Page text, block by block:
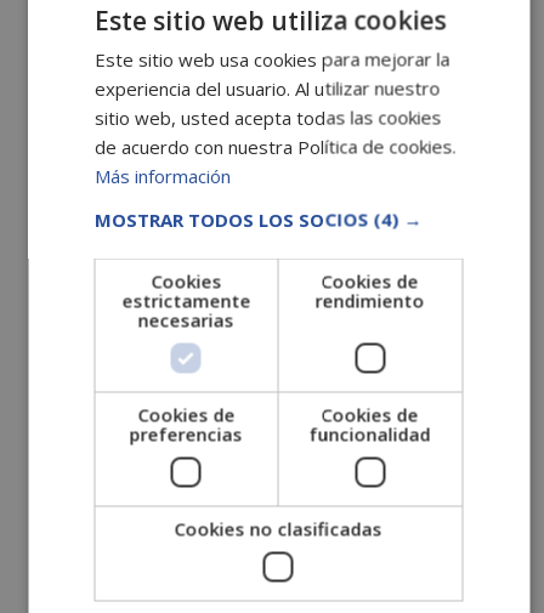
septiembre 2022
agosto 2022
julio 2022
junio 2022
mayo 2022
marzo 2022
febrero 2022
enero 2022
diciembre 2021
noviembre 2021
octubre 2021
septiembre 2021
mayo 2021
Este sitio web utiliza cookies
Este sitio web usa cookies para mejorar la
experiencia del usuario. Al utilizar nuestro
sitio web, usted acepta todas las cookies
de acuerdo con nuestra Política de cookies.
Más información
MOSTRAR TODOS LOS SOCIOS (4) →
Cookies
estrictamente
necesarias
Cookies de
rendimiento
Cookies de
preferencias
Cookies de
funcionalidad
Cookies no clasificadas